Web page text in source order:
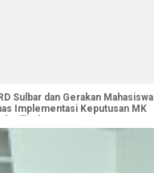
Sulbar dan Gerakan Mahasiswa
Implementasi Keputusan MK